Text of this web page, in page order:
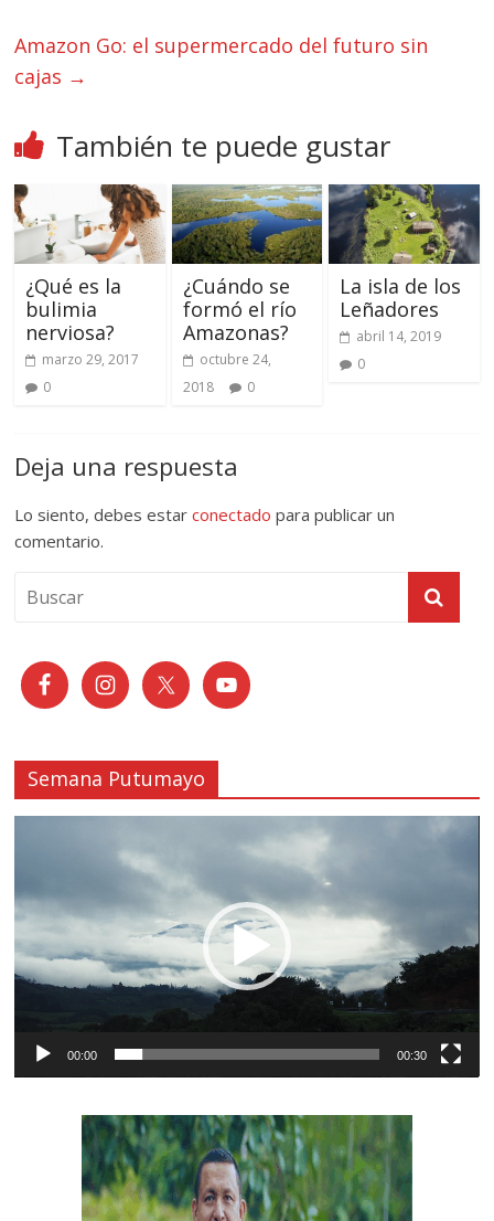
Amazon Go: el supermercado del futuro sin
cajas →
También te puede gustar
¿Qué es la
bulimia
nerviosa?
marzo 29, 2017
0
¿Cuándo se
formó el río
Amazonas?
octubre 24,
2018
0
La isla de los
Leñadores
abril 14, 2019
0
Deja una respuesta
Lo siento, debes estarconectado para publicar un
comentario.
Semana Putumayo
00:00 00:30